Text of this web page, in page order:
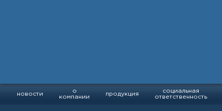
новости
о
компании
продукция
социальная
ответственность